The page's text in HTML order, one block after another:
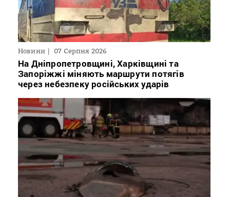
Новини 07 Серпня 2026
На Дніпропетровщині, Харківщині та
Запоріжжі міняють маршрути потягів
через небезпеку російських ударів